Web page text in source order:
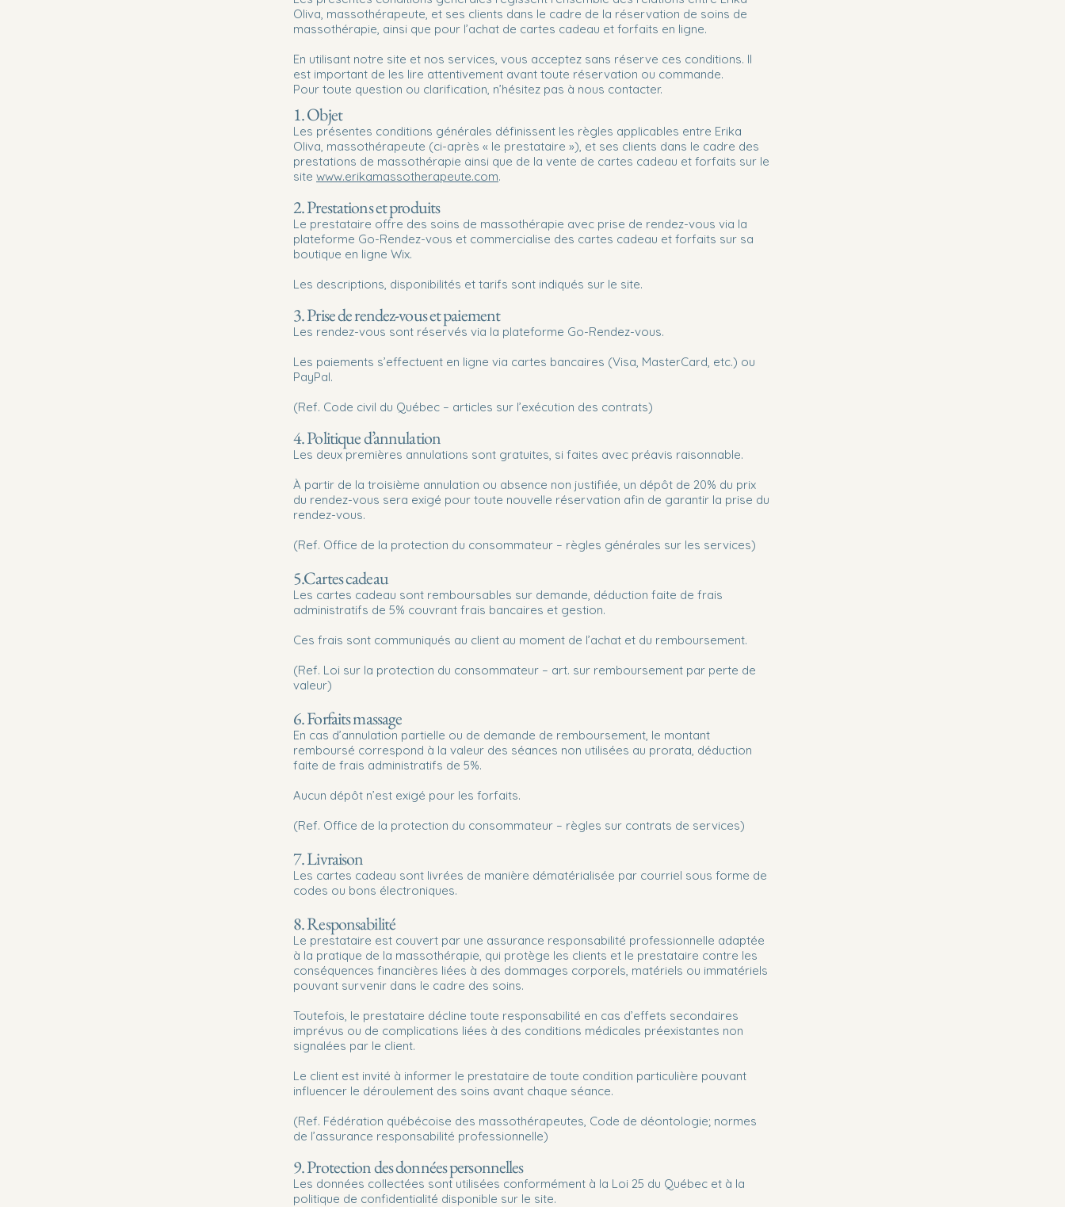
Oliva, massothérapeute, et ses clients dans le cadre de la réservation de soins de
massothérapie, ainsi que pour l’achat de cartes cadeau et forfaits en ligne.
En utilisant notre site et nos services, vous acceptez sans réserve ces conditions. Il
est important de les lire attentivement avant toute réservation ou commande.
Pour toute question ou clarification, n’hésitez pas à nous contacter.
1. Objet
Les présentes conditions générales définissent les règles applicables entre Erika
Oliva, massothérapeute (ci-après « le prestataire »), et ses clients dans le cadre des
prestations de massothérapie ainsi que de la vente de cartes cadeau et forfaits sur le
site www.erikamassotherapeute.com.
2. Prestations et produits
Le prestataire offre des soins de massothérapie avec prise de rendez-vous via la
plateforme Go-Rendez-vous et commercialise des cartes cadeau et forfaits sur sa
boutique en ligne Wix.
Les descriptions, disponibilités et tarifs sont indiqués sur le site.
3. Prise de rendez-vous et paiement
Les rendez-vous sont réservés via la plateforme Go-Rendez-vous.
Les paiements s’effectuent en ligne via cartes bancaires (Visa, MasterCard, etc.) ou
PayPal.
(Ref. Code civil du Québec – articles sur l’exécution des contrats)
4. Politique d’annulation
Les deux premières annulations sont gratuites, si faites avec préavis raisonnable.
À partir de la troisième annulation ou absence non justifiée, un dépôt de 20% du prix
du rendez-vous sera exigé pour toute nouvelle réservation afin de garantir la prise du
rendez-vous.
(Ref. Office de la protection du consommateur – règles générales sur les services)
5.Cartes cadeau
Les cartes cadeau sont remboursables sur demande, déduction faite de frais
administratifs de 5% couvrant frais bancaires et gestion.
Ces frais sont communiqués au client au moment de l’achat et du remboursement.
(Ref. Loi sur la protection du consommateur – art. sur remboursement par perte de
valeur)
6. Forfaits massage
En cas d’annulation partielle ou de demande de remboursement, le montant
remboursé correspond à la valeur des séances non utilisées au prorata, déduction
faite de frais administratifs de 5%.
Aucun dépôt n’est exigé pour les forfaits.
(Ref. Office de la protection du consommateur – règles sur contrats de services)
7. Livraison
Les cartes cadeau sont livrées de manière dématérialisée par courriel sous forme de
codes ou bons électroniques.
8. Responsabilité
Le prestataire est couvert par une assurance responsabilité professionnelle adaptée
à la pratique de la massothérapie, qui protège les clients et le prestataire contre les
conséquences financières liées à des dommages corporels, matériels ou immatériels
pouvant survenir dans le cadre des soins.
Toutefois, le prestataire décline toute responsabilité en cas d’effets secondaires
imprévus ou de complications liées à des conditions médicales préexistantes non
signalées par le client.
Le client est invité à informer le prestataire de toute condition particulière pouvant
influencer le déroulement des soins avant chaque séance.
(Ref. Fédération québécoise des massothérapeutes, Code de déontologie; normes
de l’assurance responsabilité professionnelle)
9. Protection des données personnelles
Les données collectées sont utilisées conformément à la Loi 25 du Québec et à la
politique de confidentialité disponible sur le site.